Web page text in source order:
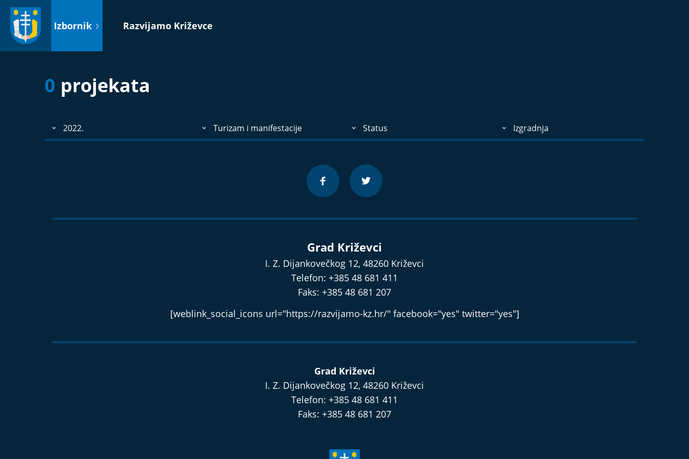
sadržaj
Izbornik Razvijamo Križevce
0 projekata
2022. Turizam i manifestacije Status Izgradnja
Grad Križevci
I. Z. Dijankovečkog 12, 48260 Križevci
Telefon: +385 48 681 411
Faks: +385 48 681 207
[weblink_social_icons url="https://razvijamo-kz.hr/" facebook="yes" twitter="yes"]
Grad Križevci
I. Z. Dijankovečkog 12, 48260 Križevci
Telefon: +385 48 681 411
Faks: +385 48 681 207